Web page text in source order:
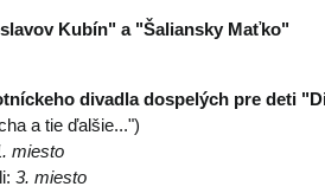
Kubín" a "Šaliansky Maťko"
divadla dospelých pre deti
a tie ďalšie...")
miesto
3. miesto